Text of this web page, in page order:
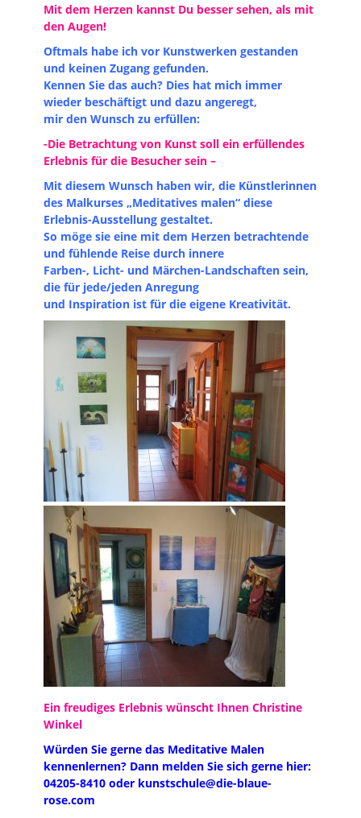
Mit dem Herzen kannst Du besser sehen, als mit
den Augen!
Oftmals habe ich vor Kunstwerken gestanden
und keinen Zugang gefunden.
Kennen Sie das auch? Dies hat mich immer
wieder beschäftigt und dazu angeregt,
mir den Wunsch zu erfüllen:
-Die Betrachtung von Kunst soll ein erfüllendes
Erlebnis für die Besucher sein –
Mit diesem Wunsch haben wir, die Künstlerinnen
des Malkurses „Meditatives malen“ diese
Erlebnis-Ausstellung gestaltet.
So möge sie eine mit dem Herzen betrachtende
und fühlende Reise durch innere
Farben-, Licht- und Märchen-Landschaften sein,
die für jede/jeden Anregung
und Inspiration ist für die eigene Kreativität.
Ein freudiges Erlebnis wünscht Ihnen Christine
Winkel
Würden Sie gerne das Meditative Malen
kennenlernen? Dann melden Sie sich gerne hier:
04205-8410 oder kunstschule@die-blaue-
rose.com